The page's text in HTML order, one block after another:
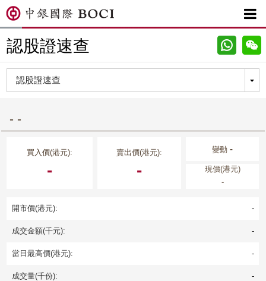

認股證速查
- -
買入價(港元):
-
賣出價(港元):
-
變動-
現價(港元)
-
開市價(港元): -
成交金額(千元): -
當日最高價(港元): -
成交量(千份): -